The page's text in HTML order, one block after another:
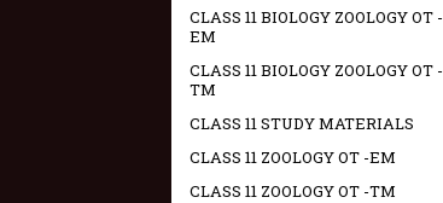
CLASS 11 BIOLOGY ZOOLOGY OT -
EM
CLASS 11 BIOLOGY ZOOLOGY OT -
TM
CLASS 11 STUDY MATERIALS
CLASS 11 ZOOLOGY OT -EM
CLASS 11 ZOOLOGY OT -TM